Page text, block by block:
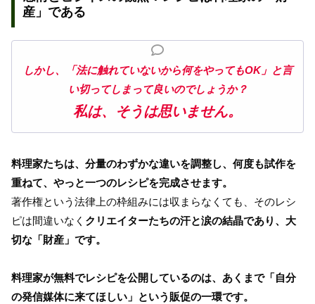
産」である
しかし、「法に触れていないから何をやってもOK」と言
い切ってしまって良いのでしょうか？
私は、そうは思いません。
料理家たちは、分量のわずかな違いを調整し、何度も試作を
重ねて、やっと一つのレシピを完成させます。
著作権という法律上の枠組みには収まらなくても、そのレシ
ピは間違いなく クリエイターたちの汗と涙の結晶であり、大
切な「財産」です。
料理家が無料でレシピを公開しているのは、あくまで「自分
の発信媒体に来てほしい」という販促の一環です。